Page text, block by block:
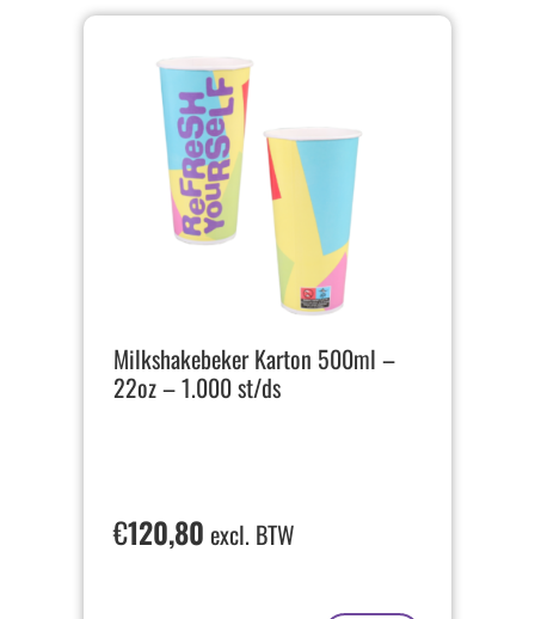
Milkshakebeker Karton 500ml –
22oz – 1.000 st/ds
€120,80 excl. BTW